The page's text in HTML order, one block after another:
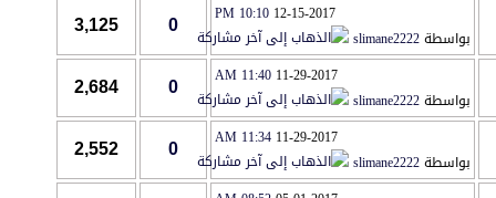
12-15-2017
10:10 PM
بواسطةslimane2222
0
3,125
11-29-2017
11:40 AM
بواسطةslimane2222
0
2,684
11-29-2017
11:34 AM
بواسطةslimane2222
0
2,552